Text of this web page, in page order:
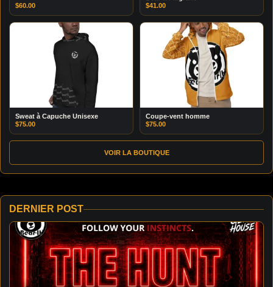
$60.00
$41.00
Sweat à Capuche Unisexe
$75.00
Coupe-vent homme
$75.00
VOIR LA BOUTIQUE
DERNIER POST